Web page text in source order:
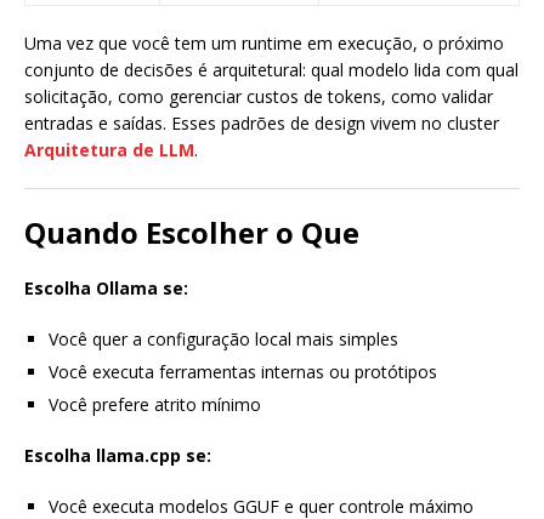
Uma vez que você tem um runtime em execução, o próximo
conjunto de decisões é arquitetural: qual modelo lida com qual
solicitação, como gerenciar custos de tokens, como validar
entradas e saídas. Esses padrões de design vivem no cluster
Arquitetura de LLM.
Quando Escolher o Que
Escolha Ollama se:
Você quer a configuração local mais simples
Você executa ferramentas internas ou protótipos
Você prefere atrito mínimo
Escolha llama.cpp se:
Você executa modelos GGUF e quer controle máximo